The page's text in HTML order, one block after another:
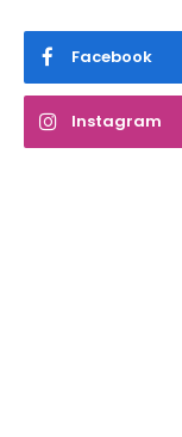
Facebook
Instagram